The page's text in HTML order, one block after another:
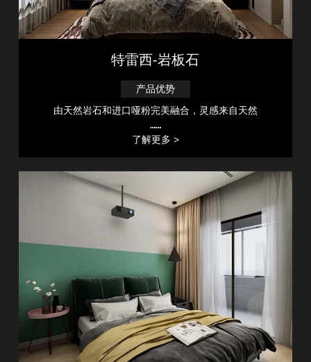
特雷西-岩板石
产品优势
由天然岩石和进口哑粉完美融合，灵感来自天然
……
了解更多 >